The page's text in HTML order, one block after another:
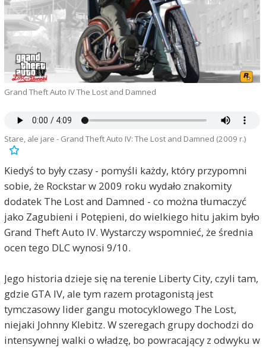
Grand Theft Auto IV The Lost and Damned
Stare, ale jare - Grand Theft Auto IV: The Lost and Damned (2009 r.)
Kiedyś to były czasy - pomyśli każdy, który przypomni
sobie, że Rockstar w 2009 roku wydało znakomity
dodatek The Lost and Damned - co można tłumaczyć
jako Zagubieni i Potępieni, do wielkiego hitu jakim było
Grand Theft Auto IV. Wystarczy wspomnieć, że średnia
ocen tego DLC wynosi 9/10.
Jego historia dzieje się na terenie Liberty City, czyli tam,
gdzie GTA IV, ale tym razem protagonistą jest
tymczasowy lider gangu motocyklowego The Lost,
niejaki Johnny Klebitz. W szeregach grupy dochodzi do
intensywnej walki o władzę, bo powracający z odwyku w